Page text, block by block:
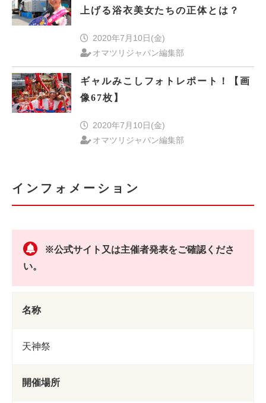
上げる浴衣美女たちの正体とは？
2020年7月10日(金)
オマツリジャパン編集部
ギャルみこしフォトレポート！【画
像67枚】
2020年7月10日(金)
オマツリジャパン編集部
インフォメーション
※公式サイト又は主催者発表をご確認くださ
い。
名称
天神祭
開催場所